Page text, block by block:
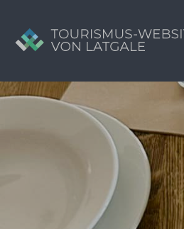
Tavs brīvdienu ceļvedis
nach: